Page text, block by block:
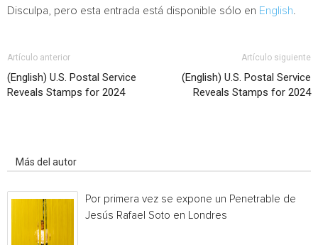
Disculpa, pero esta entrada está disponible sólo en English
Artículo anterior
(English) U.S. Postal Service
Reveals Stamps for 2024
Artículo siguiente
(English) U.S. Postal Service
Reveals Stamps for 2024
Más del autor
Por primera vez se expone un Penetrable de
Jesús Rafael Soto en Londres